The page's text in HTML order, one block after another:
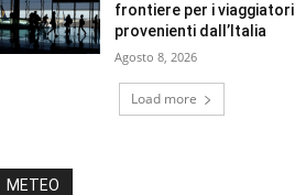
frontiere per i viaggiatori
provenienti dall’Italia
Agosto 8, 2026
Load more
METEO